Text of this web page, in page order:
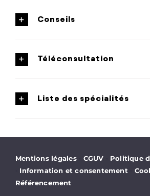
Conseils
Téléconsultation
Liste des spécialités
Mentions légales CGUV Politique
Information et consentement
Référencement